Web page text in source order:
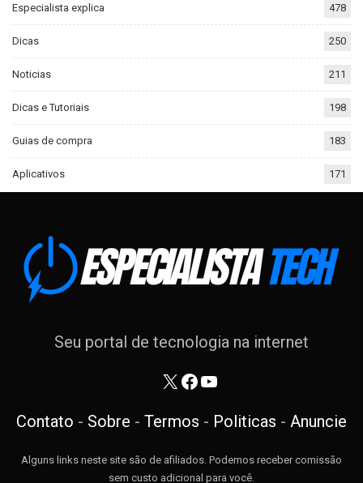
Especialista explica 478
Dicas 250
Noticias 211
Dicas e Tutoriais 198
Guias de compra 183
Aplicativos 171
Seu portal de tecnologia na internet
X Facebook
Youtube
Contato - Sobre - Termos - Politicas - Anuncie
Alguns links neste site são de afiliados. Podemos receber comissão
sem custo adicional para você.